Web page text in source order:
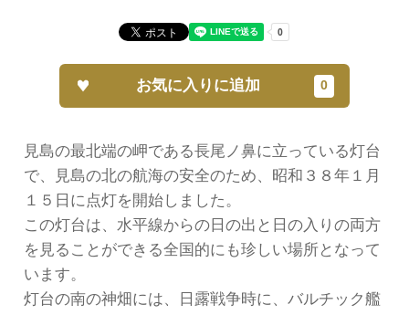
見島の最北端の岬である長尾ノ鼻に立っている灯台
で、見島の北の航海の安全のため、昭和３８年１月
１５日に点灯を開始しました。
この灯台は、水平線からの日の出と日の入りの両方
を見ることができる全国的にも珍しい場所となって
います。
灯台の南の神畑には、日露戦争時に、バルチック艦
お気に入りに追加